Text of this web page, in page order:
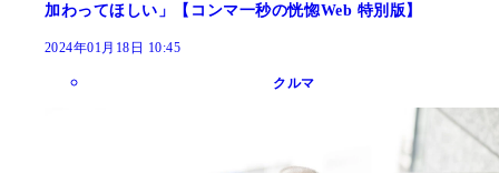
加わってほしい」【コンマ一秒の恍惚Web 特別版】
2024年01月18日 10:45
クルマ